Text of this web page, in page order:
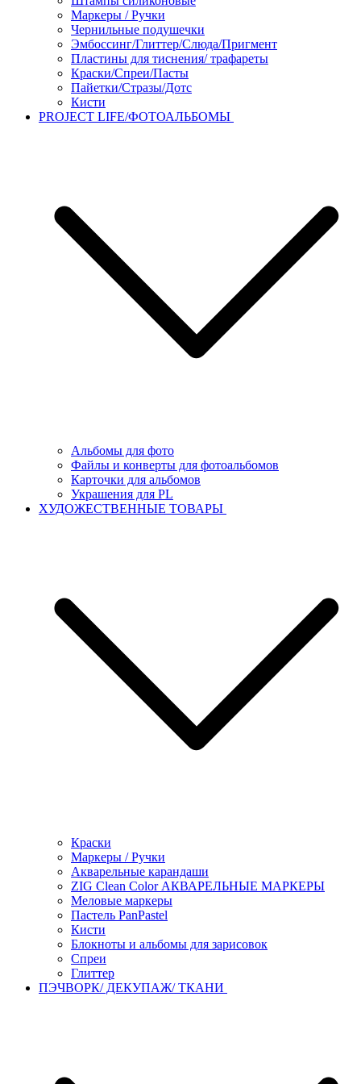
Маркеры / Ручки
Чернильные подушечки
Эмбоссинг/Глиттер/Слюда/Пригмент
Пластины для тиснения/ трафареты
Краски/Спреи/Пасты
Пайетки/Стразы/Дотс
Кисти
PROJECT LIFE/ФОТОАЛЬБОМЫ
Альбомы для фото
Файлы и конверты для фотоальбомов
Карточки для альбомов
Украшения для PL
ХУДОЖЕСТВЕННЫЕ ТОВАРЫ
Краски
Маркеры / Ручки
Акварельные карандаши
ZIG Clean Color АКВАРЕЛЬНЫЕ МАРКЕРЫ
Меловые маркеры
Пастель PanPastel
Кисти
Блокноты и альбомы для зарисовок
Спреи
Глиттер
ПЭЧВОРК/ ДЕКУПАЖ/ ТКАНИ